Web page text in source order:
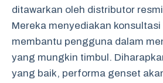
ditawarkan oleh distributor
Mereka menyediakan
membantu pengguna dalam
yang mungkin timbul.
yang baik, performa genset